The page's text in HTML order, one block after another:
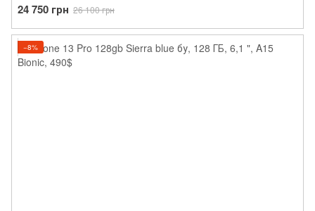
24 750 грн 26 100 грн
−8%